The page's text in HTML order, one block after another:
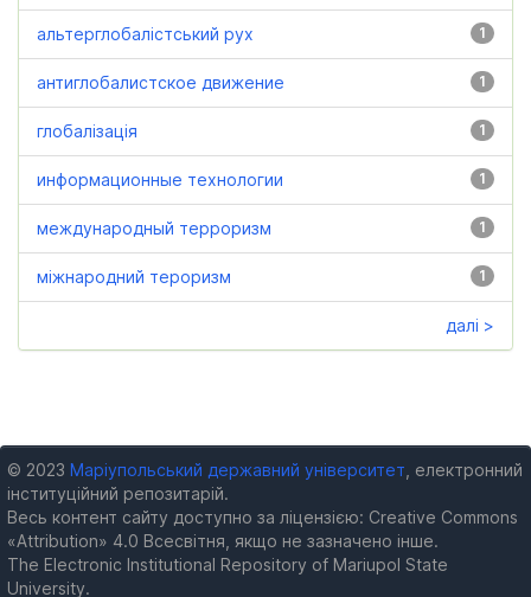
1
альтерглобалістський рух
1
антиглобалистское движение
1
глобалізація
1
информационные технологии
1
международный терроризм
1
міжнародний тероризм
далі >
© 2023 Маріупольський державний університет , електронний
інституційний репозитарій.
Весь контент сайту доступно за ліцензією: Creative Commons
«Attribution» 4.0 Всесвітня, якщо не зазначено інше.
The Electronic Institutional Repository of Mariupol State
University.